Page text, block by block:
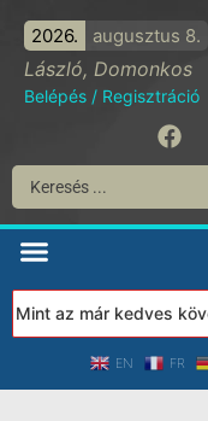
2026. augusztus 8.
László, Domonkos
Belépés / Regisztráció
az már kedves
EN FR